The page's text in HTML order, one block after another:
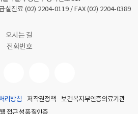
실진료 (02) 2204-0119/ FAX (02) 2204-0389
오시는 길
전화번호
리방침 저작권정책
보건복지부인증의료기관